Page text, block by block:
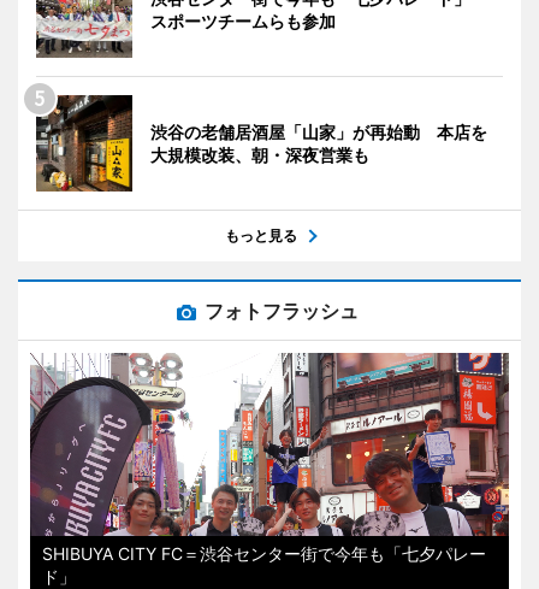
スポーツチームらも参加
渋谷の老舗居酒屋「山家」が再始動 本店を
大規模改装、朝・深夜営業も
もっと見る
フォトフラッシュ
SHIBUYA CITY FC＝渋谷センター街で今年も「七夕パレー
ド」